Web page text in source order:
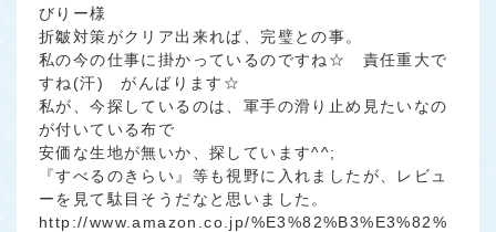
びりー様
折皺対策がクリア出来れば、完璧との事。
私の今の仕事に掛かっているのですね☆ 責任重大で
すね(汗) がんばります☆
私が、今探しているのは、軍手の滑り止め見たいなの
が付いている布で
安価な生地が無いか、探しています^^;
『すべるのきらい』等も視野に入れましたが、レビュ
ーを見て駄目そうだなと思いました。
http://www.amazon.co.jp/%E3%82%B3%E3%82%